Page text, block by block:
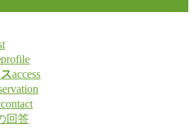
profile
access
contact
回答